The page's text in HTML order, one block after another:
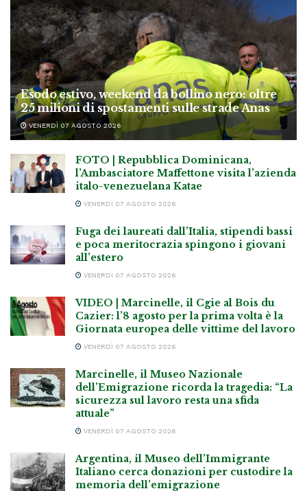
Esodo estivo, weekend da bollino nero: oltre
25 milioni di spostamenti sulle strade Anas
VENERDÌ 07 AGOSTO 2026
FOTO | Repubblica Dominicana,
l’Ambasciatore Maffettone visita l’azienda
italo-venezuelana Katae
VENERDÌ 07 AGOSTO 2026
Fuga dei laureati dall’Italia, stipendi bassi
e poca meritocrazia spingono i giovani
all’estero
VENERDÌ 07 AGOSTO 2026
VIDEO | Marcinelle, il Cgie al Bois du
Cazier: l’8 agosto per la prima volta è la
Giornata europea delle vittime del lavoro
VENERDÌ 07 AGOSTO 2026
Marcinelle, il Museo Nazionale
dell’Emigrazione ricorda la tragedia: “La
sicurezza sul lavoro resta una sfida
attuale”
VENERDÌ 07 AGOSTO 2026
Argentina, il Museo dell’Immigrante
Italiano cerca donazioni per custodire la
memoria dell’emigrazione